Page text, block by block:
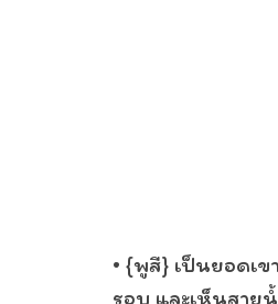
• {พูสี} เป็นยอดเข
รอบ และเห็นสาย